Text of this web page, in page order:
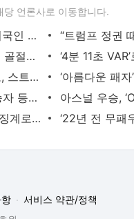
당 언론사로 이동합니다.
“트럼프는 틀렸다” 한국이 마다한 미국인 감독의 뚝심… 현재 직장 캐나다에 충성 - 풋볼리스
‘더 해먹어야 한다’ 모드리치, 광대뼈 골절에도 ‘월드컵 반드시 뛴다’ 굳은 각오! - 풋볼리
‘한국 딱대’ 월드컵 첫경기 상대 체코, 스트라이커 쉬크 엄청난 상승세! - 풋볼리스트(FOOTBALLIST
16세 아스널 초신성, 최연소 PL 우승자 등극! 우승 엔드 게임 만든 ‘결정적 순간’ 남기다 [아스
[오피셜] ‘상대 전술 염탐한 스파이’ 징계로 승격PO 퇴출! 알고보니 상습범 사우샘프턴, 철퇴
서비스 약관/정책